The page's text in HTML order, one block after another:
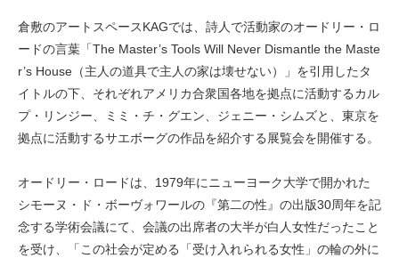
倉敷のアートスペースKAGでは、詩人で活動家のオードリー・ロ
ードの言葉「The Master’s Tools Will Never Dismantle the Maste
r’s House（主人の道具で主人の家は壊せない）」を引用したタ
イトルの下、それぞれアメリカ合衆国各地を拠点に活動するカル
プ・リンジー、ミミ・チ・グエン、ジェニー・シムズと、東京を
拠点に活動するサエボーグの作品を紹介する展覧会を開催する。
オードリー・ロードは、1979年にニューヨーク大学で開かれた
シモーヌ・ド・ボーヴォワールの『第二の性』の出版30周年を記
念する学術会議にて、会議の出席者の大半が白人女性だったこと
を受け、「この社会が定める「受け入れられる女性」の輪の外に